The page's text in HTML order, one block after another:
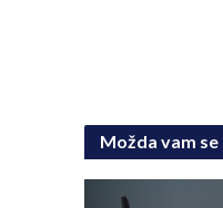
Možda vam se